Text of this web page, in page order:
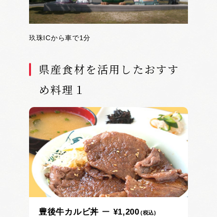
玖珠ICから車で1分
県産食材を活用したおすす
め料理１
豊後牛カルビ丼 ¥1,200 (税込)